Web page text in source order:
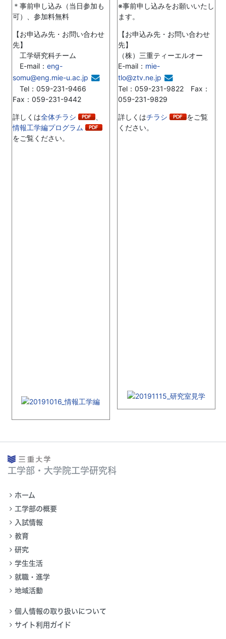
＊事前申し込み（当日参加も
可）、参加料無料
【お申込み先・お問い合わせ
先】
工学研究科チーム
E-mail： eng-
somu@eng.mie-u.ac.jp
Tel：059-231-9466
Fax：059-231-9442
詳しくは全体チラシ
、
情報工学編プログラム
をご覧ください。
※事前申し込みをお願いいたし
ます。
【お申込み先・お問い合わせ
先】
（株）三重ティーエルオー
E-mail： mie-
tlo@ztv.ne.jp
Tel：059-231-9822 Fax：
059-231-9829
詳しくはチラシ
をご覧
ください。
工学部・大学院工学研究科
ホーム
工学部の概要
入試情報
教育
研究
学生生活
就職・進学
地域活動
個人情報の取り扱いについて
サイト利用ガイド